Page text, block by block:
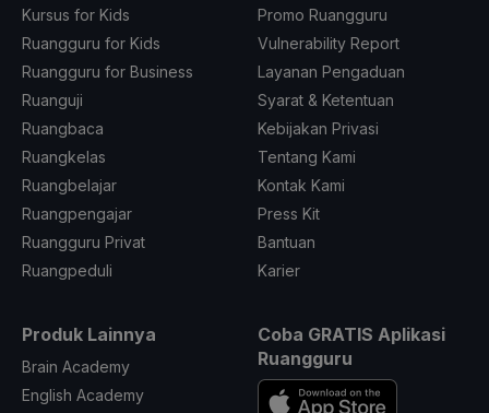
Kursus for Kids
Ruangguru for Kids
Ruangguru for Business
Ruanguji
Ruangbaca
Ruangkelas
Ruangbelajar
Ruangpengajar
Ruangguru Privat
Ruangpeduli
Promo Ruangguru
Vulnerability Report
Layanan Pengaduan
Syarat & Ketentuan
Kebijakan Privasi
Tentang Kami
Kontak Kami
Press Kit
Bantuan
Karier
Produk Lainnya
Brain Academy
English Academy
Coba GRATIS Aplikasi
Ruangguru